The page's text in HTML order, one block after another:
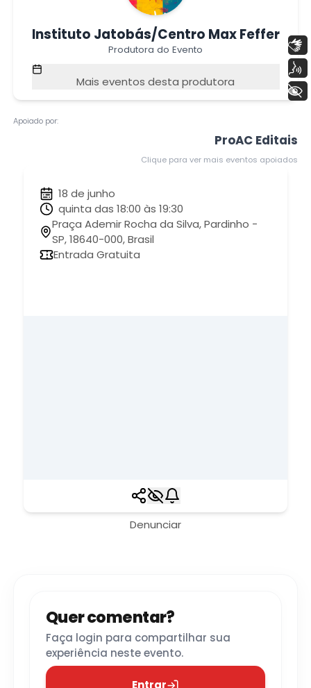
Instituto Jatobás/Centro Max Feffer
Produtora do Evento
Mais eventos desta produtora
Apoiado por:
ProAC Editais
Clique para ver mais eventos apoiados
18 de junho
quinta das 18:00 às 19:30
Praça Ademir Rocha da Silva, Pardinho -
SP, 18640-000, Brasil
Entrada Gratuita
Denunciar
Quer comentar?
Faça login para compartilhar sua
experiência neste evento.
Entrar
+ Acessibilidade